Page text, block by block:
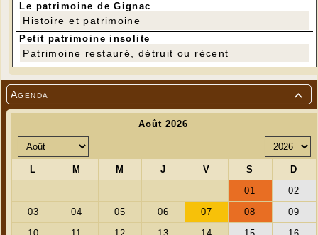

Agenda
Le patrimoine de Gignac
Histoire et patrimoine
Petit patrimoine insolite
Patrimoine restauré, détruit ou récent